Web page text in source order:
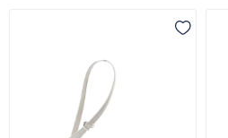
Ayarlanabilir düz deri çapraz askı,
çapraz şekilde rahatça taşıma
sayesinde gün boyu yormadan
Bej tonu; beyaz, kahve, haki, krem,
zahmetsiz uyum yakalayarak dört
tercih sunar. Şehir içi günlük